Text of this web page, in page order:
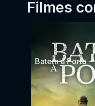
Filmes
Batem à Porta